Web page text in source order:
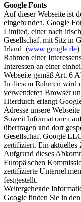
Google Fonts
Auf dieser Webseite ist
eingebunden. Google
Limited, einer nach
Gesellschaft mit Sitz in
Irland. (www.google.de
Rahmen einer
Interessen an einer
Webseite gemäß Art. 6
In diesem Rahmen wird
verwendeten Browser
Hierdurch erlangt
Adresse unsere
Soweit Informationen
übertragen und dort
Gesellschaft Google
zertifiziert. Ein aktuelles
Aufgrund dieses
Europäischen
zertifizierte
festgestellt.
Weitergehende
Google finden Sie in den